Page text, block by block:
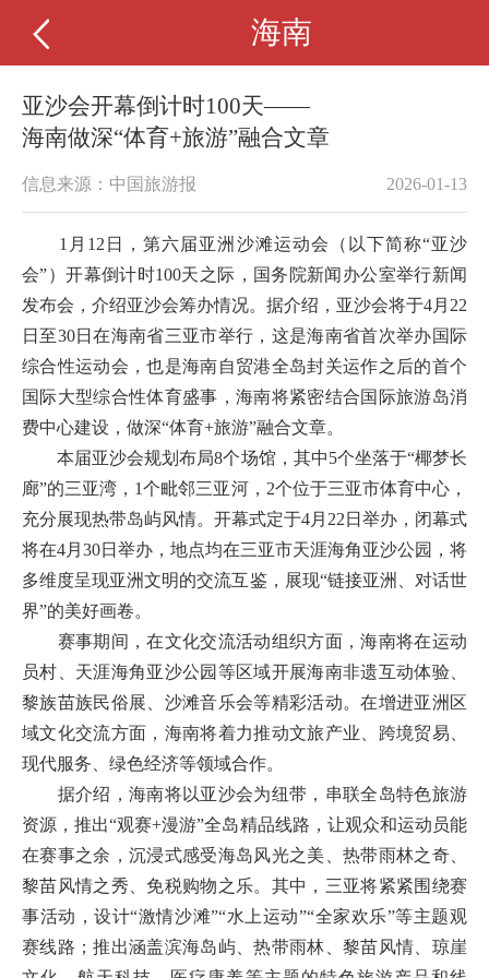
海南
亚沙会开幕倒计时100天——
海南做深“体育+旅游”融合文章
信息来源：中国旅游报 2026-01-13
1月12日，第六届亚洲沙滩运动会（以下简称“亚沙
会”）开幕倒计时100天之际，国务院新闻办公室举行新闻
发布会，介绍亚沙会筹办情况。据介绍，亚沙会将于4月22
日至30日在海南省三亚市举行，这是海南省首次举办国际
综合性运动会，也是海南自贸港全岛封关运作之后的首个
国际大型综合性体育盛事，海南将紧密结合国际旅游岛消
费中心建设，做深“体育+旅游”融合文章。
本届亚沙会规划布局8个场馆，其中5个坐落于“椰梦长
廊”的三亚湾，1个毗邻三亚河，2个位于三亚市体育中心，
充分展现热带岛屿风情。开幕式定于4月22日举办，闭幕式
将在4月30日举办，地点均在三亚市天涯海角亚沙公园，将
多维度呈现亚洲文明的交流互鉴，展现“链接亚洲、对话世
界”的美好画卷。
赛事期间，在文化交流活动组织方面，海南将在运动
员村、天涯海角亚沙公园等区域开展海南非遗互动体验、
黎族苗族民俗展、沙滩音乐会等精彩活动。在增进亚洲区
域文化交流方面，海南将着力推动文旅产业、跨境贸易、
现代服务、绿色经济等领域合作。
据介绍，海南将以亚沙会为纽带，串联全岛特色旅游
资源，推出“观赛+漫游”全岛精品线路，让观众和运动员能
在赛事之余，沉浸式感受海岛风光之美、热带雨林之奇、
黎苗风情之秀、免税购物之乐。其中，三亚将紧紧围绕赛
事活动，设计“激情沙滩”“水上运动”“全家欢乐”等主题观
赛线路；推出涵盖滨海岛屿、热带雨林、黎苗风情、琼崖